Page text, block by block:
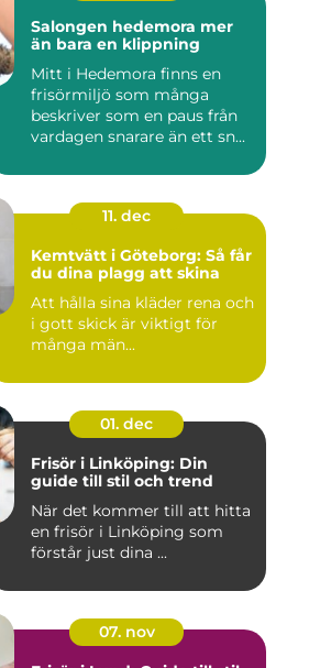
Salongen hedemora mer
än bara en klippning
Mitt i Hedemora finns en
frisörmiljö som många
beskriver som en paus från
vardagen snarare än ett sn...
11. dec
Kemtvätt i Göteborg: Så får
du dina plagg att skina
Att hålla sina kläder rena och
i gott skick är viktigt för
många män...
01. dec
Frisör i Linköping: Din
guide till stil och trend
När det kommer till att hitta
en frisör i Linköping som
förstår just dina ...
07. nov